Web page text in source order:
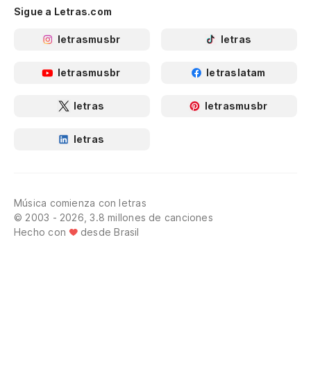
Sigue a Letras.com
letrasmusbr letras
letrasmusbr letraslatam
letras letrasmusbr
letras
Música comienza con letras
© 2003 - 2026, 3.8 millones de canciones
Hecho con
desde Brasil